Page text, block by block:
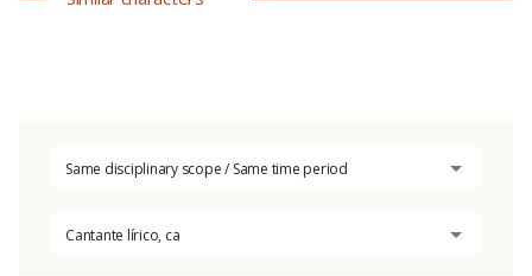
Same disciplinary scope / Same time period
Cantante lírico, ca